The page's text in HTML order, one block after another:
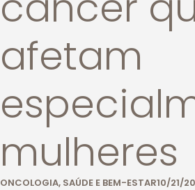
afetam
mulheres
ONCOLOGIA, SAÚDE E BEM-ESTAR10/21/